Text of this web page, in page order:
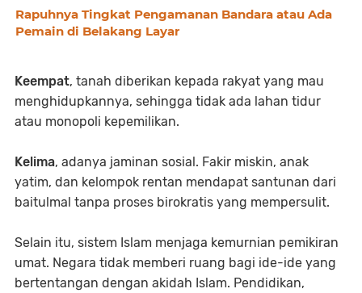
Rapuhnya Tingkat Pengamanan Bandara atau Ada
Pemain di Belakang Layar
Keempat, tanah diberikan kepada rakyat yang mau
menghidupkannya, sehingga tidak ada lahan tidur
atau monopoli kepemilikan.
Kelima, adanya jaminan sosial. Fakir miskin, anak
yatim, dan kelompok rentan mendapat santunan dari
baitulmal tanpa proses birokratis yang mempersulit.
Selain itu, sistem Islam menjaga kemurnian pemikiran
umat. Negara tidak memberi ruang bagi ide-ide yang
bertentangan dengan akidah Islam. Pendidikan,